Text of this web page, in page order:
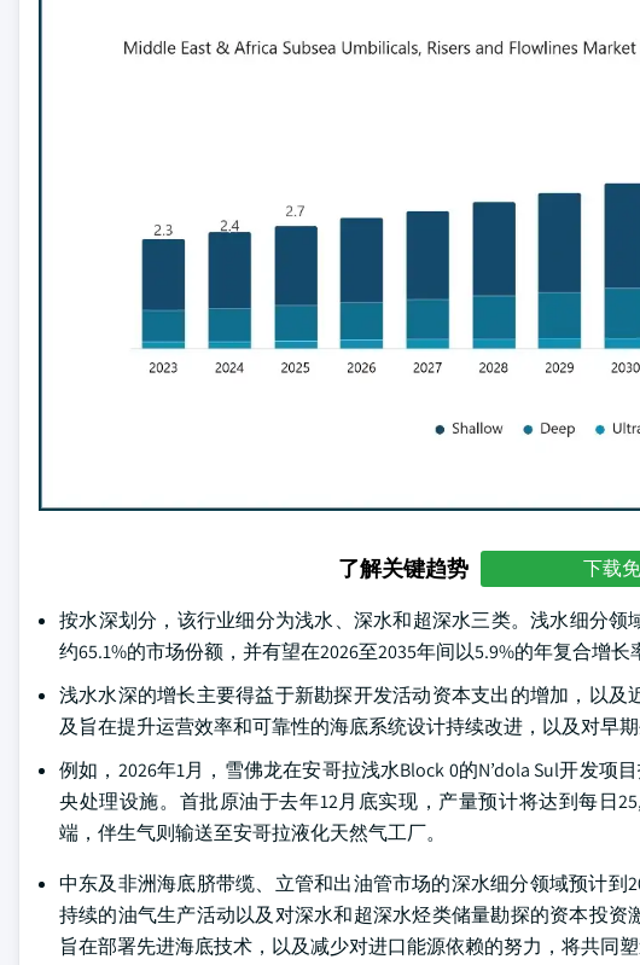
了解关键趋势 下载
按水深划分，该行业细分为浅水、深水和超深水三类。浅水细分
约65.1%的市场份额，并有望在2026至2035年间以5.9%的年复合增长
浅水水深的增长主要得益于新勘探开发活动资本支出的增加，以
及旨在提升运营效率和可靠性的海底系统设计持续改进，以及对早
例如，2026年1月，雪佛龙在安哥拉浅水Block 0的N’dola Sul开发
央处理设施。首批原油于去年12月底实现，产量预计将达到每日
端，伴生气则输送至安哥拉液化天然气工厂。
中东及非洲海底脐带缆、立管和出油管市场的深水细分领域预计到
持续的油气生产活动以及对深水和超深水烃类储量勘探的资本投
旨在部署先进海底技术，以及减少对进口能源依赖的努力，将共同